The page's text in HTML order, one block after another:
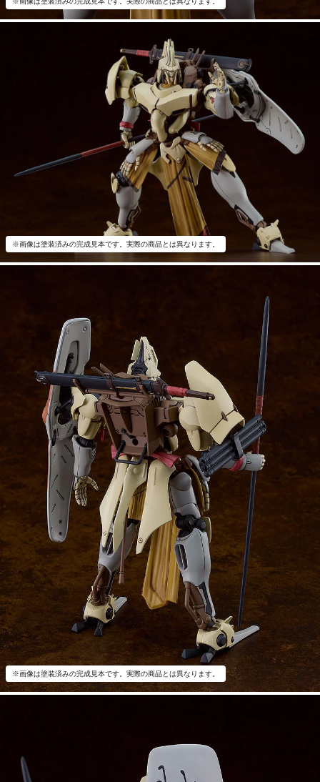
※画像は塗装済みの完成見本です。実際の商品とは異なります。
※画像は塗装済みの完成見本です。実際の商品とは異なります。